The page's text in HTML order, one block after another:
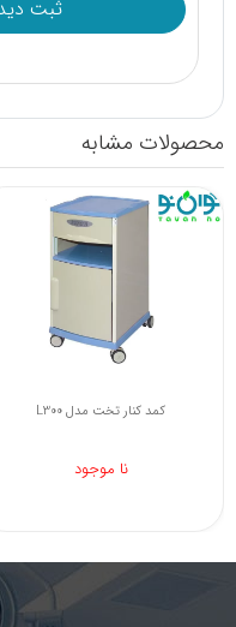
محصولات مشابه
کمد کنار تخت مدل L300
نا موجود